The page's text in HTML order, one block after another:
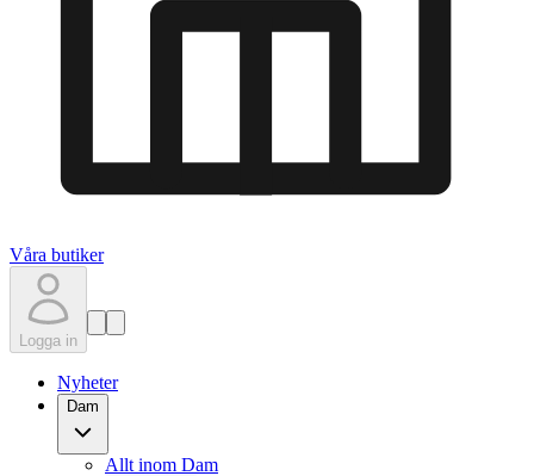
Våra butiker
Logga in
Nyheter
Dam
Allt inom Dam